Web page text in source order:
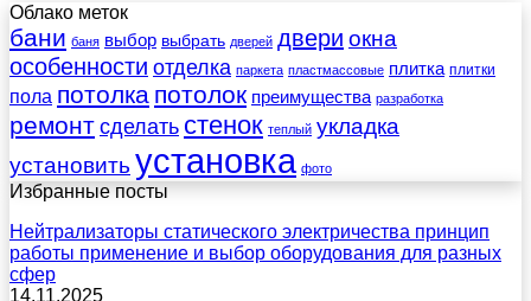
Облако меток
бани баня выбор выбрать дверей двери окна
особенности отделка паркета пластмассовые плитка плитки
пола потолка потолок преимущества разработка
ремонт сделать стенок теплый укладка
установить установка фото
Избранные посты
Нейтрализаторы статического электричества принцип
работы применение и выбор оборудования для разных
сфер
14.11.2025